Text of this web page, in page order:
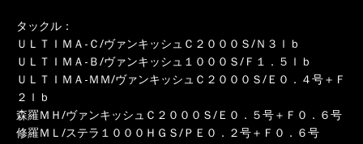
タックル：
ＵＬＴＩＭＡ-Ｃ/ヴァンキッシュＣ２０００Ｓ/Ｎ３ｌｂ
ＵＬＴＩＭＡ-Ｂ/ヴァンキッシュ１０００Ｓ/Ｆ１．５ｌｂ
ＵＬＴＩＭＡ-ＭＭ/ヴァンキッシュＣ２０００Ｓ/Ｅ０．４号＋Ｆ
２ｌｂ
森羅ＭＨ/ヴァンキッシュＣ２０００Ｓ/Ｅ０．５号＋Ｆ０．６号
修羅ＭＬ/ステラ１０００ＨＧＳ/ＰＥ０．２号＋Ｆ０．６号